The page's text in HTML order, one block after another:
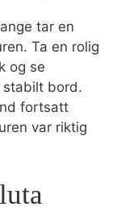
tar en
Ta en rolig
og se
stabilt bord.
fortsatt
var riktig